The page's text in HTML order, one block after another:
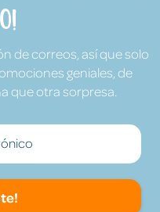
de correos, así que solo
geniales, de
que otra sorpresa.